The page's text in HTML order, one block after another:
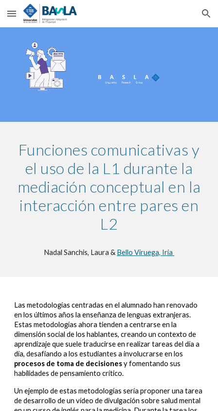
Skip to main content Skip to navigation
Funciones comunicativas y
el uso de la L1 durante la
mediación conceptual en la
interacción entre pares en
L2
Nadal Sanchis, Laura & Bello Viruega, Iria
Las metodologías centradas en el alumnado han renovado
en los últimos años laenseñanza de lenguas extranjeras.
Estas metodologías ahora tienden a centrarse en la
dimensión social de los hablantes, creando un contexto de
aprendizaje que suele traducirse en realizar tareas del día a
día, desafiando a los estudiantes a involucrarse en los
procesos de toma de decisionesy fomentando sus
habilidades depensamiento crítico.
Un ejemplo de estas metodologías sería proponer una tarea
de desarrollo de un vídeo de divulgación sobre salud mental